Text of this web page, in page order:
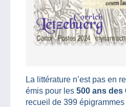
La littérature n’est pas en
émis pour les 500 ans des
recueil de 399